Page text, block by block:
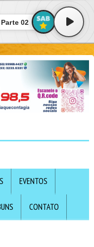
02
EVENTOS
CONTATO